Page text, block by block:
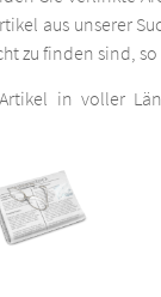
aus unserer
zu finden sind,
in voller